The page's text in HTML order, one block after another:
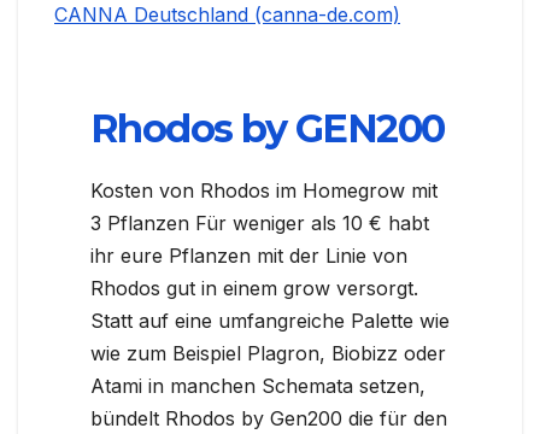
CANNA Deutschland (canna-de.com)
Rhodos by GEN200
Kosten von Rhodos im Homegrow mit
3 Pflanzen Für weniger als 10 € habt
ihr eure Pflanzen mit der Linie von
Rhodos gut in einem grow versorgt.
Statt auf eine umfangreiche Palette wie
wie zum Beispiel Plagron, Biobizz oder
Atami in manchen Schemata setzen,
bündelt Rhodos by Gen200 die für den